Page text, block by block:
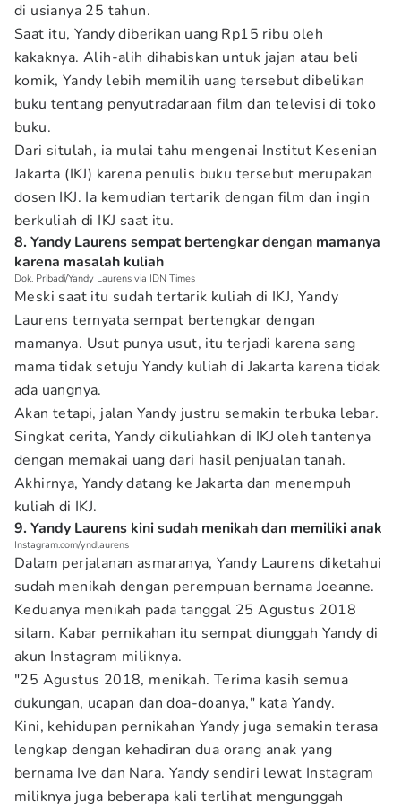
di usianya 25 tahun.
Saat itu, Yandy diberikan uang Rp15 ribu oleh
kakaknya. Alih-alih dihabiskan untuk jajan atau beli
komik, Yandy lebih memilih uang tersebut dibelikan
buku tentang penyutradaraan film dan televisi di toko
buku.
Dari situlah, ia mulai tahu mengenai Institut Kesenian
Jakarta (IKJ) karena penulis buku tersebut merupakan
dosen IKJ. Ia kemudian tertarik dengan film dan ingin
berkuliah di IKJ saat itu.
8. Yandy Laurens sempat bertengkar dengan mamanya
karena masalah kuliah
Dok. Pribadi/Yandy Laurens via IDN Times
Meski saat itu sudah tertarik kuliah di IKJ, Yandy
Laurens ternyata sempat bertengkar dengan
mamanya. Usut punya usut, itu terjadi karena sang
mama tidak setuju Yandy kuliah di Jakarta karena tidak
ada uangnya.
Akan tetapi, jalan Yandy justru semakin terbuka lebar.
Singkat cerita, Yandy dikuliahkan di IKJ oleh tantenya
dengan memakai uang dari hasil penjualan tanah.
Akhirnya, Yandy datang ke Jakarta dan menempuh
kuliah di IKJ.
9. Yandy Laurens kini sudah menikah dan memiliki anak
Instagram.com/yndlaurens
Dalam perjalanan asmaranya, Yandy Laurens diketahui
sudah menikah dengan perempuan bernama Joeanne.
Keduanya menikah pada tanggal 25 Agustus 2018
silam. Kabar pernikahan itu sempat diunggah Yandy di
akun Instagram miliknya.
"25 Agustus 2018, menikah. Terima kasih semua
dukungan, ucapan dan doa-doanya," kata Yandy.
Kini, kehidupan pernikahan Yandy juga semakin terasa
lengkap dengan kehadiran dua orang anak yang
bernama Ive dan Nara. Yandy sendiri lewat Instagram
miliknya juga beberapa kali terlihat mengunggah